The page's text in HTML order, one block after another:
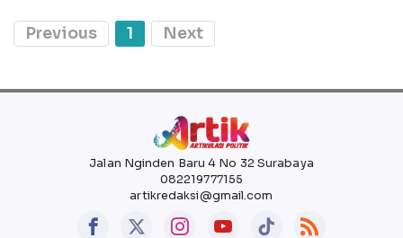
Previous 1 Next
Jalan Nginden Baru 4 No 32 Surabaya
082219777155
artikredaksi@gmail.com